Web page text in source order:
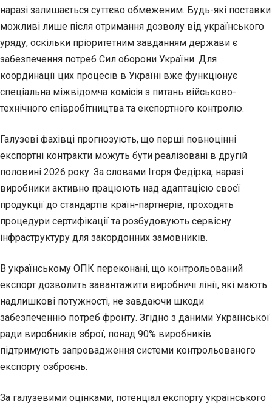
наразі залишається суттєво обмеженим. Будь-які поставки
можливі лише після отримання дозволу від українського
уряду, оскільки пріоритетним завданням держави є
забезпечення потреб Сил оборони України. Для
координації цих процесів в Україні вже функціонує
спеціальна міжвідомча комісія з питань військово-
технічного співробітництва та експортного контролю.
Галузеві фахівці прогнозують, що перші повноцінні
експортні контракти можуть бути реалізовані в другій
половині 2026 року. За словами Ігоря Федірка, наразі
виробники активно працюють над адаптацією своєї
продукції до стандартів країн-партнерів, проходять
процедури сертифікації та розбудовують сервісну
інфраструктуру для закордонних замовників.
В українському ОПК переконані, що контрольований
експорт дозволить завантажити виробничі лінії, які мають
надлишкові потужності, не завдаючи шкоди
забезпеченню потреб фронту. Згідно з даними Української
ради виробників зброї, понад 90% виробників
підтримують запровадження системи контрольованого
експорту озброєнь.
За галузевими оцінками, потенціал експорту українського